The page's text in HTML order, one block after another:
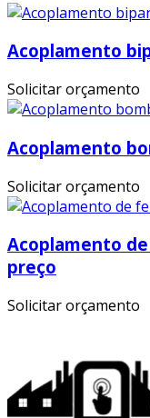
Acoplamento
Solicitar orçamento
Acoplamento
Solicitar orçamento
Acoplamento
preço
Solicitar orçamento